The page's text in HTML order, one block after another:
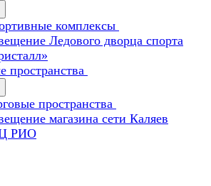
комплексы
Ледового дворца спорта
пространства
пространства
магазина сети Каляев
РИО